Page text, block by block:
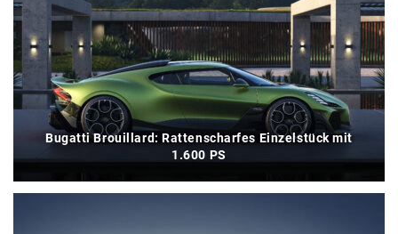
Bugatti Brouillard: Rattenscharfes Einzelstück mit
1.600 PS